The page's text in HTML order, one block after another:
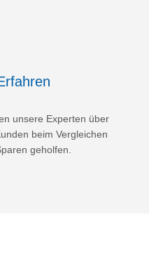
unsere Experten über
beim Vergleichen
geholfen.